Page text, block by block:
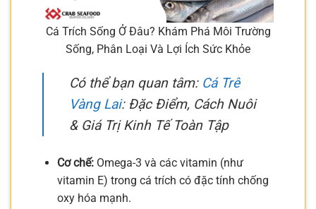
Cá Trích Sống Ở Đâu? Khám Phá Môi Trường
Sống, Phân Loại Và Lợi Ích Sức Khỏe
Có thể bạn quan tâm: Cá Trê
Vàng Lai: Đặc Điểm, Cách Nuôi
& Giá Trị Kinh Tế Toàn Tập
Cơ chế:Omega-3 và các vitamin (như
vitamin E) trong cá trích có đặc tính chống
oxy hóa mạnh.